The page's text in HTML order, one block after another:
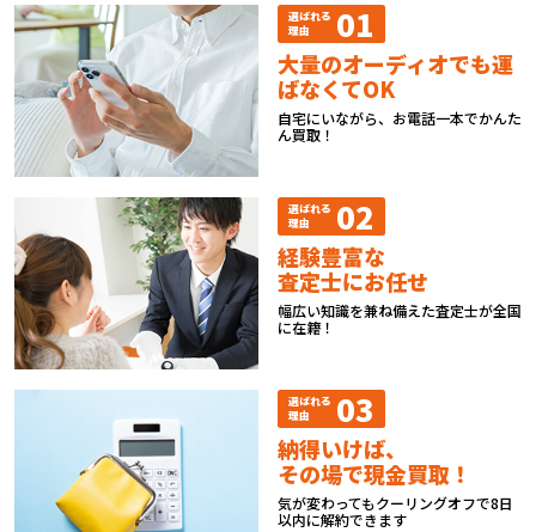
選ばれる
理由
01
大量のオーディオでも運
ばなくてOK
自宅にいながら、お電話一本でかんた
ん買取！
選ばれる
理由
02
経験豊富な
査定士にお任せ
幅広い知識を兼ね備えた査定士が全国
に在籍！
選ばれる
理由
03
納得いけば、
その場で現金買取！
気が変わってもクーリングオフで8日
以内に解約できます